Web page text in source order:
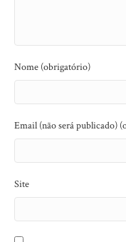
Nome (obrigatório)
Email (não será publicado)
Site